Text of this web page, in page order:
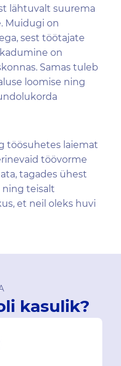
lähtuvalt suurema
Muidugi on
sest töötajate
on
Samas tuleb
loomise ning
töösuhetes laiemat
töövorme
tagades ühest
ning teisalt
et neil oleks huvi
kasulik?